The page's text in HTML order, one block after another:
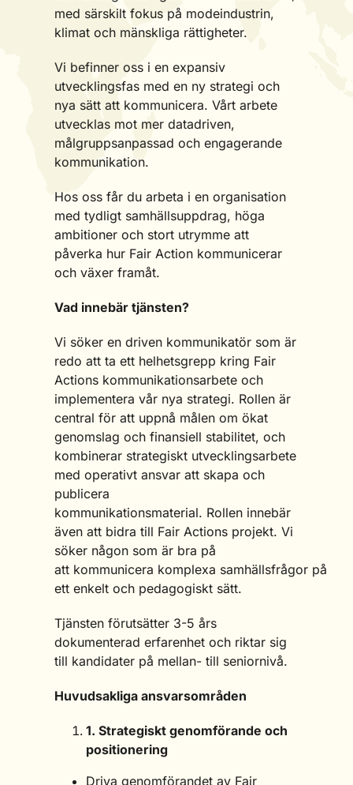
med särskilt fokus på modeindustrin,
klimat och mänskliga rättigheter.
Vi befinner oss i en expansiv
utvecklingsfas med en ny strategi och
nya sätt att kommunicera. Vårt arbete
utvecklas mot mer datadriven,
målgruppsanpassad och engagerande
kommunikation.
Hos oss får du arbeta i en organisation
med tydligt samhällsuppdrag, höga
ambitioner och stort utrymme att
påverka hur Fair Action kommunicerar
och växer framåt.
Vad innebär tjänsten?
Vi söker en driven kommunikatör som är
redo att ta ett helhetsgrepp kring Fair
Actions kommunikationsarbete och
implementera vår nya strategi. Rollen är
central för att uppnå målen om ökat
genomslag och finansiell stabilitet, och
kombinerar strategiskt utvecklingsarbete
med operativt ansvar att skapa och
publicera
kommunikationsmaterial. Rollen innebär
även att bidra till Fair Actions projekt. Vi
söker någon som är bra på
att kommunicera komplexa samhällsfrågor på
ett enkelt och pedagogiskt sätt.
Tjänsten förutsätter 3-5 års
dokumenterad erfarenhet och riktar sig
till kandidater på mellan- till seniornivå.
Huvudsakliga ansvarsområden
1. Strategiskt genomförande och
positionering
Driva genomförandet av Fair